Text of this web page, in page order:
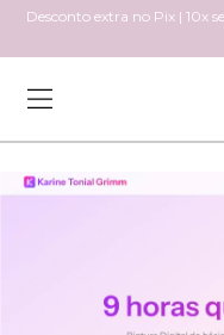
Desconto extra no Pix | 10x